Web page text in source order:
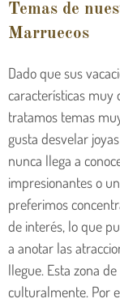
Temas de
Marruecos
Dado que sus
características muy
tratamos temas
gusta desvelar
nunca llega a
impresionantes o
preferimos
de interés, lo que
a anotar las
llegue. Esta zona
culturalmente. Por